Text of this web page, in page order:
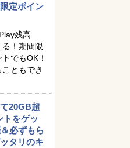
定ポイン
残高
る！期間限
でもOK！
ともでき
20GB超
トをゲッ
必ずもら
タリのキ